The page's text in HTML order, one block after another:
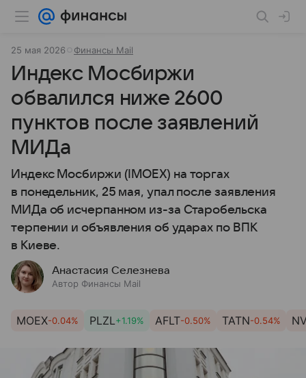
25 мая 2026 Финансы Mail
Индекс Мосбиржи
обвалился ниже 2600
пунктов после заявлений
МИДа
Индекс Мосбиржи (IMOEX) на торгах
в понедельник, 25 мая, упал после заявления
МИДа об исчерпанном из-за Старобельска
терпении и объявления об ударах по ВПК
в Киеве.
Анастасия Селезнева
Автор Финансы Mail
MOEX-0.04% PLZL+1.19% AFLT-0.50% TATN-0.54%